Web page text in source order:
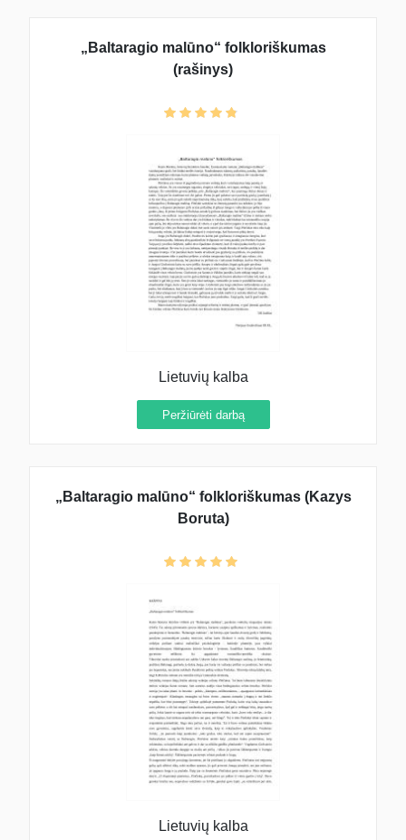
„Baltaragio malūno“ folkloriškumas
(rašinys)
Lietuvių kalba
Peržiūrėti darbą
„Baltaragio malūno“ folkloriškumas (Kazys
Boruta)
Lietuvių kalba